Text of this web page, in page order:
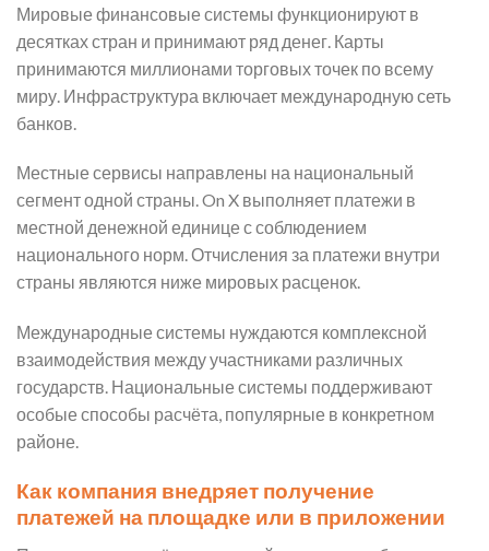
Мировые финансовые системы функционируют в
десятках стран и принимают ряд денег. Карты
принимаются миллионами торговых точек по всему
миру. Инфраструктура включает международную сеть
банков.
Местные сервисы направлены на национальный
сегмент одной страны. On X выполняет платежи в
местной денежной единице с соблюдением
национального норм. Отчисления за платежи внутри
страны являются ниже мировых расценок.
Международные системы нуждаются комплексной
взаимодействия между участниками различных
государств. Национальные системы поддерживают
особые способы расчёта, популярные в конкретном
районе.
Как компания внедряет получение
платежей на площадке или в приложении